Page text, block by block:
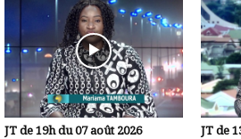
JT de 19h du 07 août 2026 JT de